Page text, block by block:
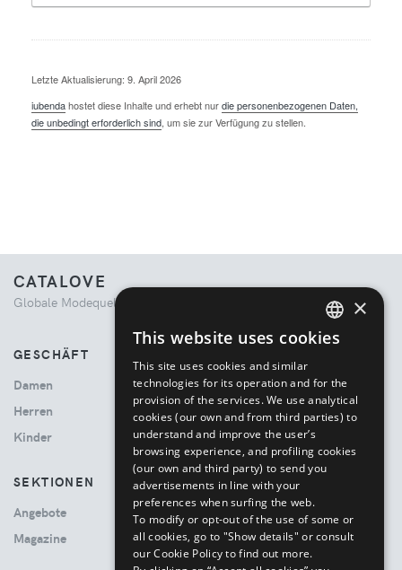
Letzte Aktualisierung: 9. April 2026
iubendahostet diese Inhalte und erhebt nurdie personenbezogenen Daten,
die unbedingt erforderlich sind , um sie zur Verfügung zu stellen.
CATALOVE
Globale Modequelle. Kuratiertes Einkaufserlebnis.
GESCHÄFT
Damen
Herren
Kinder
SEKTIONEN
Angebote
Magazine
ENGLISH
×
This website uses cookies
This site uses cookies and similar
technologies for its operation and for the
provision of the services. We use analytical
cookies (our own and from third parties) to
understand and improve the user’s
browsing experience, and profiling cookies
(our own and third party) to send you
advertisements in line with your
preferences when surfing the web.
To modify or opt-out of the use of some or
all cookies, go to "Show details" or consult
our Cookie Policy to find out more.